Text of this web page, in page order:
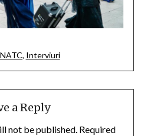
, Interviuri
a Reply
not be published. Required